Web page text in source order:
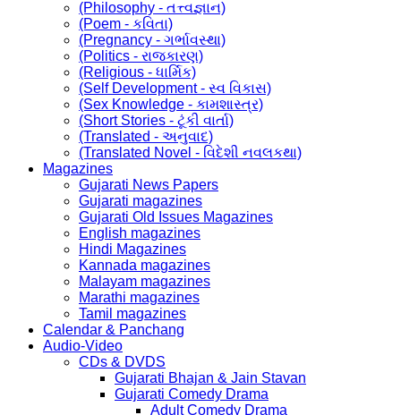
(Philosophy - તત્ત્વજ્ઞાન)
(Poem - કવિતા)
(Pregnancy - ગર્ભાવસ્થા)
(Politics - રાજકારણ)
(Religious - ધાર્મિક)
(Self Development - સ્વ વિકાસ)
(Sex Knowledge - કામશાસ્ત્ર)
(Short Stories - ટૂંકી વાર્તા)
(Translated - અનુવાદ)
(Translated Novel - વિદેશી નવલકથા)
Magazines
Gujarati News Papers
Gujarati magazines
Gujarati Old Issues Magazines
English magazines
Hindi Magazines
Kannada magazines
Malayam magazines
Marathi magazines
Tamil magazines
Calendar & Panchang
Audio-Video
CDs & DVDS
Gujarati Bhajan & Jain Stavan
Gujarati Comedy Drama
Adult Comedy Drama